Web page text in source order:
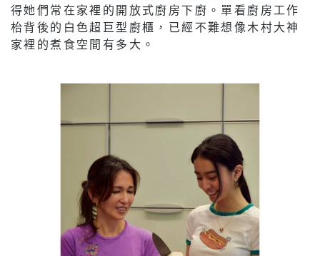
得她們常在家裡的開放式廚房下廚。單看廚房工作
枱背後的白色超巨型廚櫃，已經不難想像木村大神
家裡的煮食空間有多大。